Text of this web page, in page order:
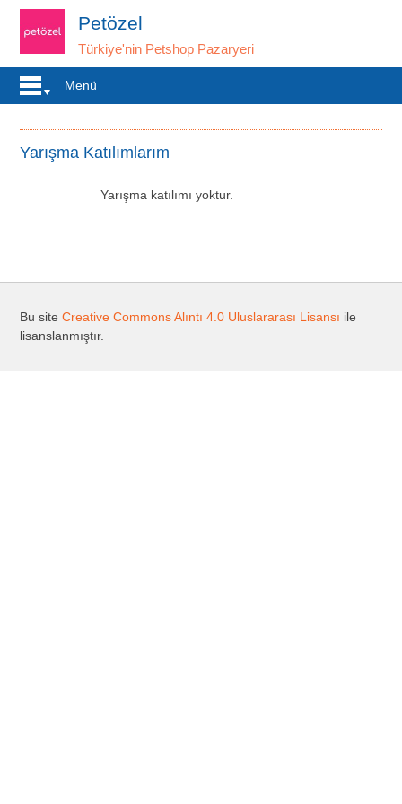
Petözel
Türkiye'nin Petshop Pazaryeri
Menü
Yarışma Katılımlarım
Yarışma katılımı yoktur.
Bu siteCreative Commons Alıntı 4.0 Uluslararası Lisansı ile
lisanslanmıştır.